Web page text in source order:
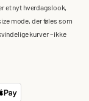
et nyt hverdagslook,
mode, der føles som
kurver – ikke